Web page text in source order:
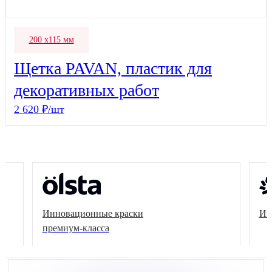
200 х115 мм
Щетка PAVAN, пластик для
декоративных работ
2 620 ₽/шт
Инновационные краски
премиум-класса